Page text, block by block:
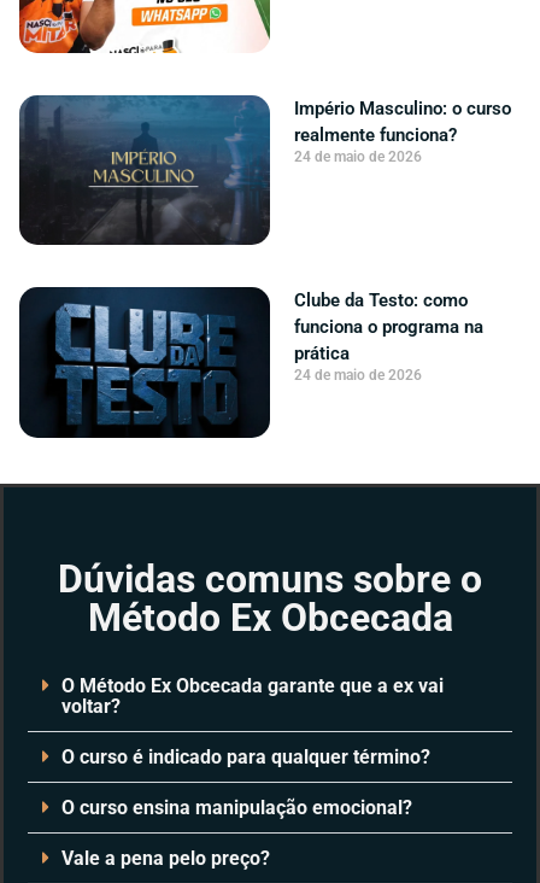
Império Masculino: o curso
realmente funciona?
24 de maio de 2026
Clube da Testo: como
funciona o programa na
prática
24 de maio de 2026
Dúvidas comuns sobre o
Método Ex Obcecada
O Método Ex Obcecada garante que a ex vai
voltar?
O curso é indicado para qualquer término?
O curso ensina manipulação emocional?
Vale a pena pelo preço?